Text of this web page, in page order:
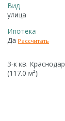
Вид
улица
Ипотека
Да Рассчитать
3-к кв.
(117.0 м²)